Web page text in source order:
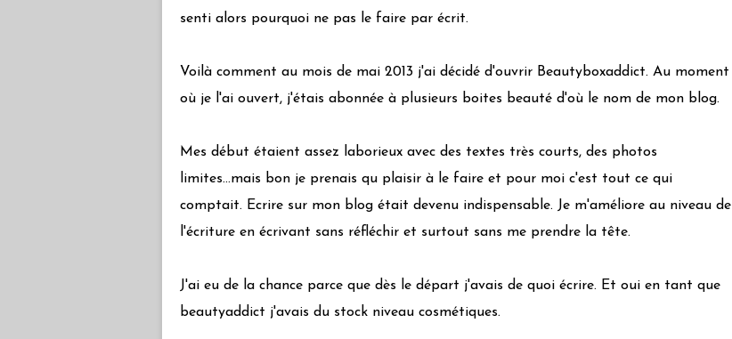
senti alors pourquoi ne pas le faire par écrit.
Voilà comment au mois de mai 2013 j'ai décidé d'ouvrir Beautyboxaddict. Au moment
où je l'ai ouvert, j'étais abonnée à plusieurs boites beauté d'où le nom de mon blog.
Mes début étaient assez laborieux avec des textes très courts, des photos
limites...mais bon je prenais qu plaisir à le faire et pour moi c'est tout ce qui
comptait. Ecrire sur mon blog était devenu indispensable. Je m'améliore au niveau de
l'écriture en écrivant sans réfléchir et surtout sans me prendre la tête.
J'ai eu de la chance parce que dès le départ j'avais de quoi écrire. Et oui en tant que
beautyaddict j'avais du stock niveau cosmétiques.